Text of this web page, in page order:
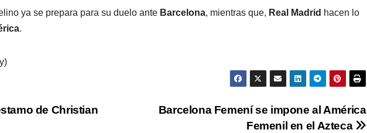
ya se prepara para su duelo ante Barcelona, mientras que, Real Madrid hacen lo
.
Barcelona Femení se impone al América
Femenil en el Azteca
de Christian